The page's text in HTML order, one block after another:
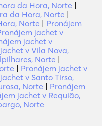
da Hora, Norte |
da Hora, Norte |
Norte | Pronájem
jachet v
jachet v
v Vila Nova,
Norte |
| Pronájem jachet v
v Santo Tirso,
Norte | Pronájem
jachet v Requião,
Norte